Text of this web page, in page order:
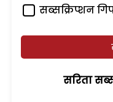
सब्सक्रिप्शन
सरिता